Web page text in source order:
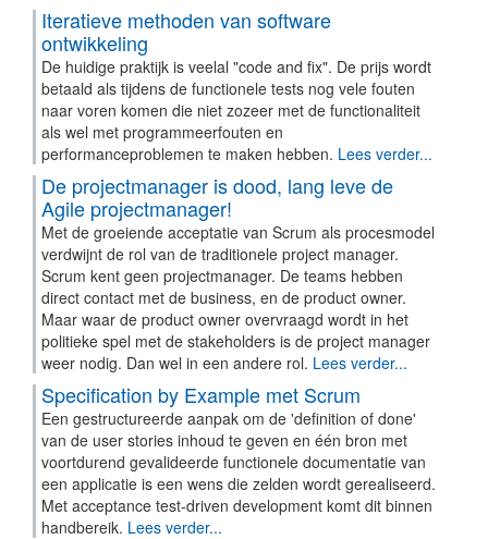
Iteratieve methoden van software
ontwikkeling
De huidige praktijk is veelal "code and fix". De prijs wordt
betaald als tijdens de functionele tests nog vele fouten
naar voren komen die niet zozeer met de functionaliteit
als wel met programmeerfouten en
performanceproblemen te maken hebben. Lees verder...
De projectmanager is dood, lang leve de
Agile projectmanager!
Met de groeiende acceptatie van Scrum als procesmodel
verdwijnt de rol van de traditionele project manager.
Scrum kent geen projectmanager. De teams hebben
direct contact met de business, en de product owner.
Maar waar de product owner overvraagd wordt in het
politieke spel met de stakeholders is de project manager
weer nodig. Dan wel in een andere rol. Lees verder...
Specification by Example met Scrum
Een gestructureerde aanpak om de 'definition of done'
van de user stories inhoud te geven en één bron met
voortdurend gevalideerde functionele documentatie van
een applicatie is een wens die zelden wordt gerealiseerd.
Met acceptance test-driven development komt dit binnen
handbereik. Lees verder...